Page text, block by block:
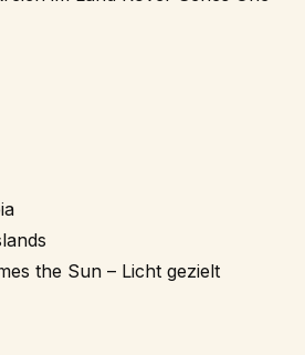
the Sun – Licht gezielt